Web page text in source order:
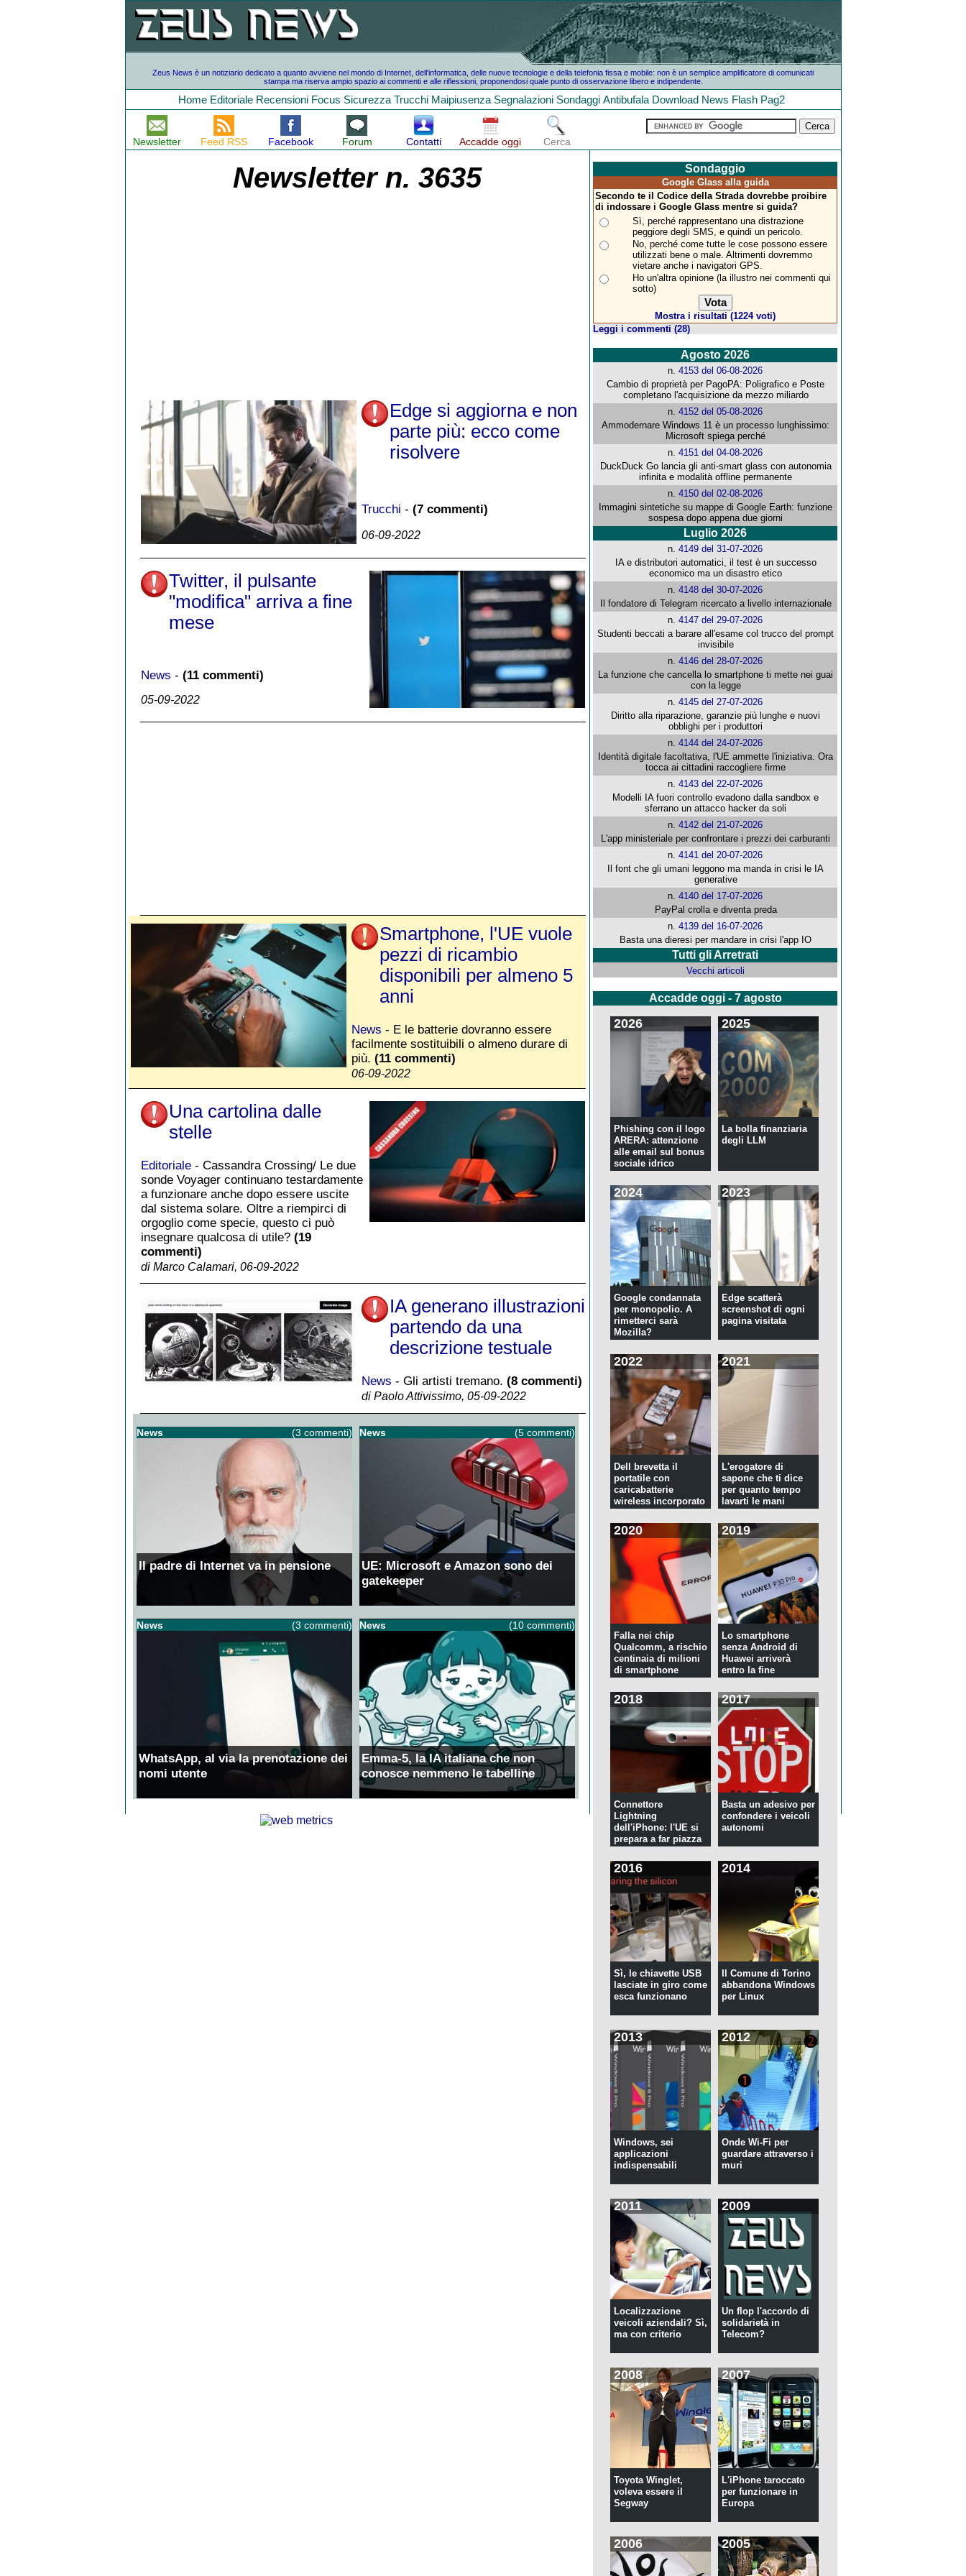
Zeus News è un notiziario dedicato a quanto avviene nel mondo di Internet, dell'informatica, delle nuove tecnologie e della telefonia fissa e mobile: non è un semplice amplificatore di comunicati
stampa ma riserva ampio spazio ai commenti e alle riflessioni, proponendosi quale punto di osservazione libero e indipendente.
Home Editoriale Recensioni Focus Sicurezza Trucchi Maipiusenza Segnalazioni Sondaggi Antibufala Download News Flash Pag2
Newsletter Feed RSS Facebook Forum Contatti Accadde oggi Cerca
Newsletter n. 3635
Edge si aggiorna e non
parte più: ecco come
risolvere
Trucchi - (7 commenti)
06-09-2022
Twitter, il pulsante
"modifica" arriva a fine
mese
News - (11 commenti)
05-09-2022
Smartphone, l'UE vuole
pezzi di ricambio
disponibili per almeno 5
anni
News - E le batterie dovranno essere
facilmente sostituibili o almeno durare di
più. (11 commenti)
06-09-2022
Una cartolina dalle
stelle
Editoriale - Cassandra Crossing/ Le due
sonde Voyager continuano testardamente
a funzionare anche dopo essere uscite
dal sistema solare. Oltre a riempirci di
orgoglio come specie, questo ci può
insegnare qualcosa di utile? (19
commenti)
di Marco Calamari, 06-09-2022
IA generano illustrazioni
partendo da una
descrizione testuale
News - Gli artisti tremano. (8 commenti)
di Paolo Attivissimo, 05-09-2022
Sondaggio
Google Glass alla guida
Secondo te il Codice della Strada dovrebbe proibire
di indossare i Google Glass mentre si guida?
Sì, perché rappresentano una distrazione
peggiore degli SMS, e quindi un pericolo.
No, perché come tutte le cose possono essere
utilizzati bene o male. Altrimenti dovremmo
vietare anche i navigatori GPS.
Ho un'altra opinione (la illustro nei commenti qui
sotto)
Mostra i risultati (1224 voti)
Leggi i commenti (28)
Agosto 2026
n.4153 del 06-08-2026
Cambio di proprietà per PagoPA: Poligrafico e Poste
completano l'acquisizione da mezzo miliardo
n.4152 del 05-08-2026
Ammodernare Windows 11 è un processo lunghissimo:
Microsoft spiega perché
n.4151 del 04-08-2026
DuckDuck Go lancia gli anti-smart glass con autonomia
infinita e modalità offline permanente
n.4150 del 02-08-2026
Immagini sintetiche su mappe di Google Earth: funzione
sospesa dopo appena due giorni
Luglio 2026
n.4149 del 31-07-2026
IA e distributori automatici, il test è un successo
economico ma un disastro etico
n.4148 del 30-07-2026
Il fondatore di Telegram ricercato a livello internazionale
n.4147 del 29-07-2026
Studenti beccati a barare all'esame col trucco del prompt
invisibile
n.4146 del 28-07-2026
La funzione che cancella lo smartphone ti mette nei guai
con la legge
n.4145 del 27-07-2026
Diritto alla riparazione, garanzie più lunghe e nuovi
obblighi per i produttori
n.4144 del 24-07-2026
Identità digitale facoltativa, l'UE ammette l'iniziativa. Ora
tocca ai cittadini raccogliere firme
n.4143 del 22-07-2026
Modelli IA fuori controllo evadono dalla sandbox e
sferrano un attacco hacker da soli
n.4142 del 21-07-2026
L'app ministeriale per confrontare i prezzi dei carburanti
n.4141 del 20-07-2026
Il font che gli umani leggono ma manda in crisi le IA
generative
n.4140 del 17-07-2026
PayPal crolla e diventa preda
n.4139 del 16-07-2026
Basta una dieresi per mandare in crisi l'app IO
Tutti gli Arretrati
Vecchi articoli
Accadde oggi - 7 agosto
2026
Phishing con il logo
ARERA: attenzione
alle email sul bonus
sociale idrico
2025
La bolla finanziaria
degli LLM
2024
Google condannata
per monopolio. A
rimetterci sarà
Mozilla?
2023
Edge scatterà
screenshot di ogni
pagina visitata
2022
Dell brevetta il
portatile con
caricabatterie
wireless incorporato
2021
L'erogatore di
sapone che ti dice
per quanto tempo
lavarti le mani
2020
Falla nei chip
Qualcomm, a rischio
centinaia di milioni
di smartphone
2019
Lo smartphone
senza Android di
Huawei arriverà
entro la fine
2018
Connettore
Lightning
dell'iPhone: l'UE si
prepara a far piazza
2017
Basta un adesivo per
confondere i veicoli
autonomi
2016
Sì, le chiavette USB
lasciate in giro come
esca funzionano
2014
Il Comune di Torino
abbandona Windows
per Linux
2013
Windows, sei
applicazioni
indispensabili
2012
Onde Wi-Fi per
guardare attraverso i
muri
2011
Localizzazione
veicoli aziendali? Sì,
ma con criterio
2009
Un flop l'accordo di
solidarietà in
Telecom?
2008
Toyota Winglet,
voleva essere il
Segway
2007
L'iPhone taroccato
per funzionare in
Europa
2006 2005
News (3 commenti)
Il padre di Internet va in pensione
News (5 commenti)
UE: Microsoft e Amazon sono dei
gatekeeper
News (3 commenti)
WhatsApp, al via la prenotazione dei
nomi utente
News (10 commenti)
Emma-5, la IA italiana che non
conosce nemmeno le tabelline